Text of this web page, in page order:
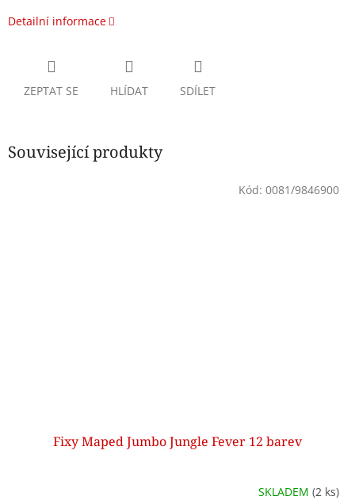
Detailní informace
ZEPTAT SE HLÍDAT SDÍLET
Související produkty
Fixy Maped Jumbo Jungle Fever 12 barev
SKLADEM (2 ks)
Kód: 0081/9846900